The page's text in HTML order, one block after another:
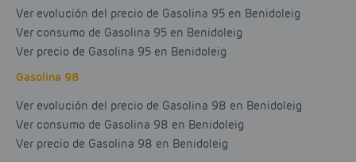
Ver evolución del precio de Gasolina 95 en Benidoleig
Ver consumo de Gasolina 95 en Benidoleig
Ver precio de Gasolina 95 en Benidoleig
Gasolina 98
Ver evolución del precio de Gasolina 98 en Benidoleig
Ver consumo de Gasolina 98 en Benidoleig
Ver precio de Gasolina 98 en Benidoleig